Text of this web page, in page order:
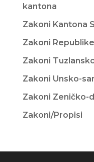
kantona
Zakoni Kantona
Zakoni
Zakoni
Zakoni Unsko-
Zakoni Zeničko-
Zakoni/Propisi